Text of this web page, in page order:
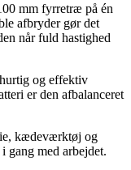
mm fyrretræ på én
afbryder gør det
når fuld hastighed
og effektiv
er den afbalanceret
kædeværktøj og
gang med arbejdet.